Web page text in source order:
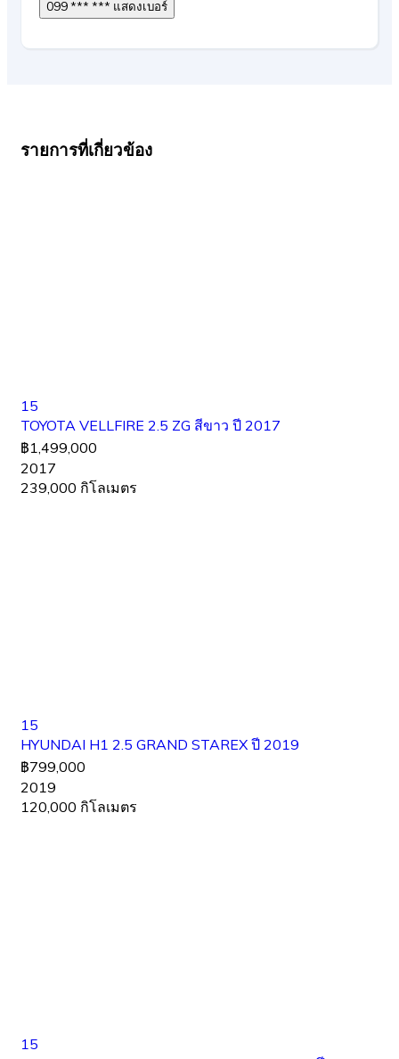
099 *** *** แสดงเบอร์
รายการที่เกี่ยวข้อง
15
TOYOTA VELLFIRE 2.5 ZG สีขาว ปี 2017
฿1,499,000
2017
239,000 กิโลเมตร
15
HYUNDAI H1 2.5 GRAND STAREX ปี 2019
฿799,000
2019
120,000 กิโลเมตร
15